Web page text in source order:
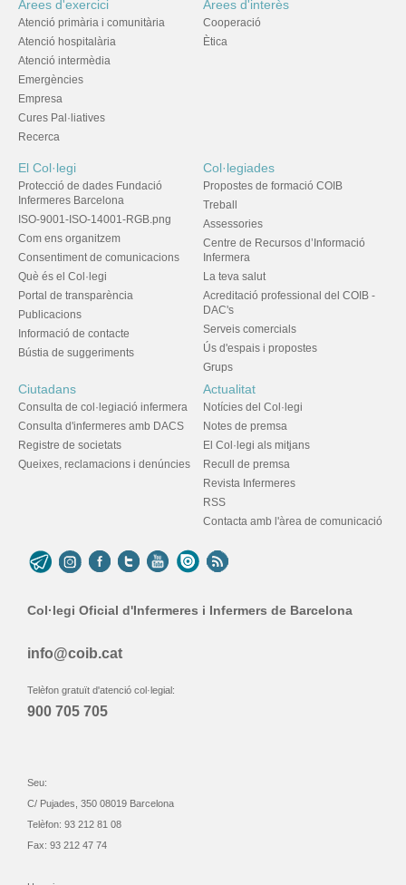
Àrees d'exercici
Atenció primària i comunitària
Atenció hospitalària
Atenció intermèdia
Emergències
Empresa
Cures Pal·liatives
Recerca
Àrees d'interès
Cooperació
Ètica
El Col·legi
Protecció de dades Fundació
Infermeres Barcelona
ISO-9001-ISO-14001-RGB.png
Com ens organitzem
Consentiment de comunicacions
Què és el Col·legi
Portal de transparència
Publicacions
Informació de contacte
Bústia de suggeriments
Col·legiades
Propostes de formació COIB
Treball
Assessories
Centre de Recursos d’Informació
Infermera
La teva salut
Acreditació professional del COIB -
DAC's
Serveis comercials
Ús d'espais i propostes
Grups
Ciutadans
Consulta de col·legiació infermera
Consulta d'infermeres amb DACS
Registre de societats
Queixes, reclamacions i denúncies
Actualitat
Notícies del Col·legi
Notes de premsa
El Col·legi als mitjans
Recull de premsa
Revista Infermeres
RSS
Contacta amb l'àrea de comunicació
Col·legi Oficial d'Infermeres i Infermers de Barcelona
info@coib.cat
Telèfon gratuït d'atenció col·legial:
900 705 705
Seu:
C/ Pujades, 350 08019 Barcelona
Telèfon: 93 212 81 08
Fax: 93 212 47 74